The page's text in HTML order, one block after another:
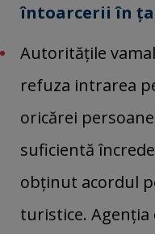
întoarcerii în
Autorităţile
refuza intrarea
oricărei
suficientă
obţinut acordul
turistice.